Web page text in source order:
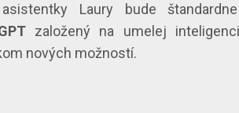
Laury bude
založený na umelej
nových možností.